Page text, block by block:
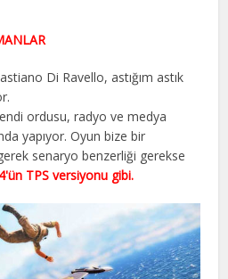
Di Ravello, astığım astık
ordusu, radyo ve medya
yapıyor. Oyun bize bir
senaryo benzerliği gerekse
TPS versiyonu gibi.